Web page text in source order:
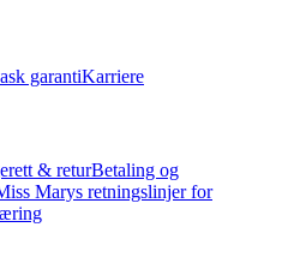
garantiKarriere
& returBetaling og
Marys retningslinjer for